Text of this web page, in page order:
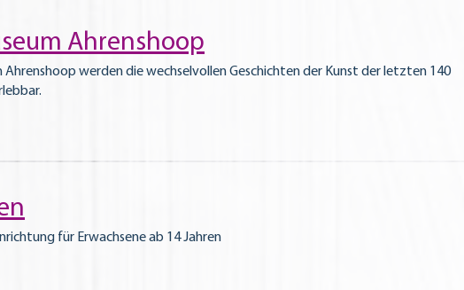
Ahrenshoop
Ahrenshoop werden die wechselvollen Geschichten der Kunst der letzten 140
für Erwachsene ab 14 Jahren